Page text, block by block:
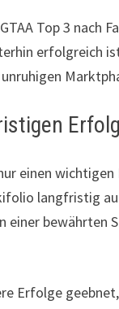
Top 3 nach
erfolgreich
Erfolg
einen
langfristig
bewährten
Erfolge